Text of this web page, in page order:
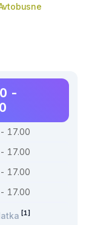
-
17.00
17.00
17.00
17.00
[1]